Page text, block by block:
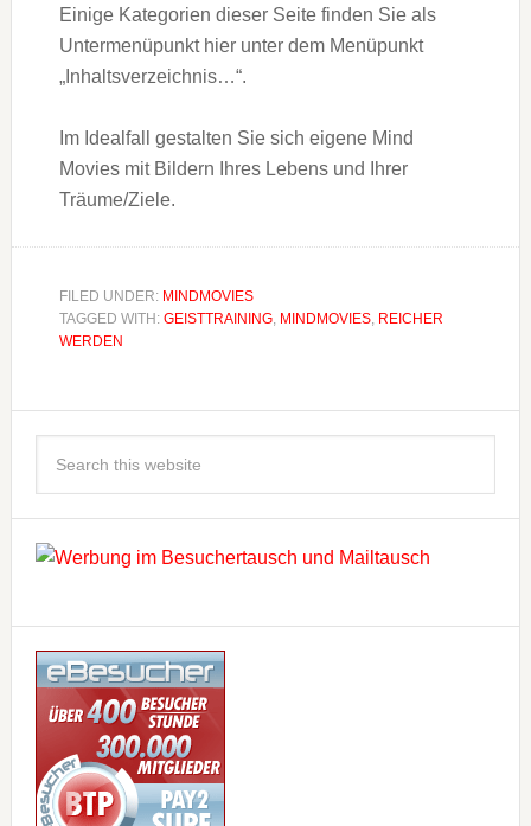
Einige Kategorien dieser Seite finden Sie als
Untermenüpunkt hier unter dem Menüpunkt
„Inhaltsverzeichnis…“.
Im Idealfall gestalten Sie sich eigene Mind
Movies mit Bildern Ihres Lebens und Ihrer
Träume/Ziele.
FILED UNDER: MINDMOVIES
TAGGED WITH: GEISTTRAINING, MINDMOVIES, REICHER
WERDEN